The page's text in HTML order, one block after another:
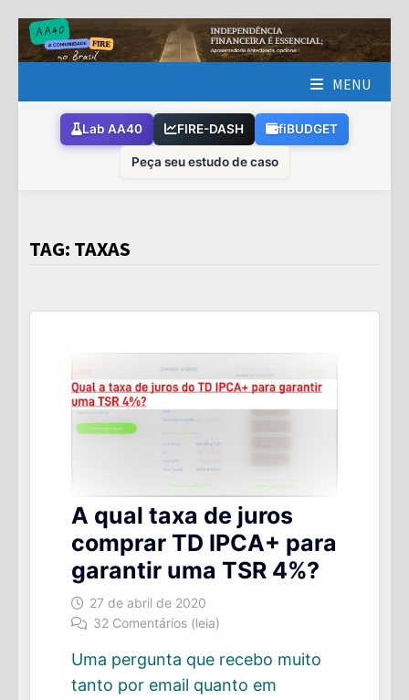
Skip
to
MENU
Lab AA40 FIRE-DASH fiBUDGET
Peça seu estudo de caso
TAG: TAXAS
A qual taxa de juros
comprar TD IPCA+ para
garantir uma TSR 4%?
27 de abril de 2020
32 Comentários (leia)
Uma pergunta que recebo muito
tanto por email quanto em